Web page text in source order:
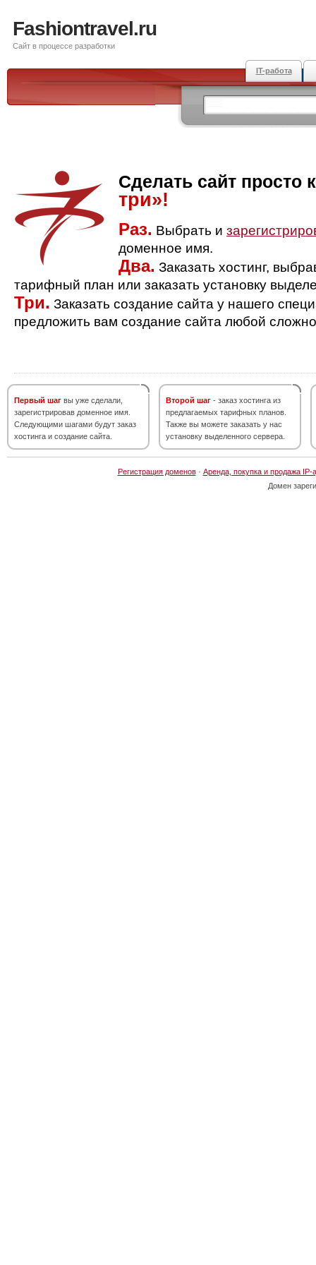
Fashiontravel.ru
Сайт в процессе разработки
IT-работа
Сделать сайт просто
три»!
Раз. Выбрать и
доменное имя.
Два. Заказать хостинг,
тарифный план или заказать установку
Три. Заказать создание сайта у нашего
предложить вам создание сайта любой
Первый шаг вы уже сделали,
зарегистрировав доменное имя.
Следующими шагами будут заказ
хостинга и создание сайта.
Второй шаг - заказ хостинга из
предлагаемых тарифных планов.
Также вы можете заказать у нас
установку выделенного сервера.
Регистрация доменов· Аренда, покупка и продажа IP-
Домен